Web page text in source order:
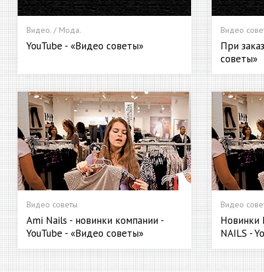
Видео. / Мода.
YouTube - «Видео советы»
Видео
При
советы»
Видео советы
Ami Nails - новинки компании -
YouTube - «Видео советы»
Видео
Новинки
NAILS -